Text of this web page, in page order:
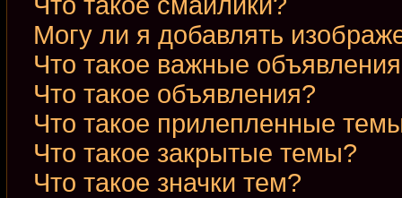
Могу ли я добавлять
Что такое важные
Что такое объявления?
Что такое прилепленные
Что такое закрытые темы?
Что такое значки тем?